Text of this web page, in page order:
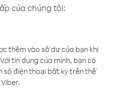
của chúng tôi:
thêm vào số dư của bạn khi
tín dụng của mình, bạn có
số điện thoại bất kỳ trên thế